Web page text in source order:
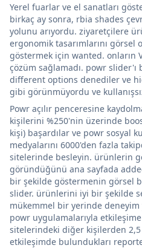
Yerel fuarlar ve el sanatları
birkaç ay sonra, rbia shades
yolunu arıyordu. ziyaretçilere
ergonomik tasarımlarını görsel
göstermek için wanted.
çözüm sağlamadı. powr
different options denediler ve
gibi görünmüyordu ve
Powr açılır penceresine
kişilerini %250'nin üzerinde
kişi) başardılar ve powr sosyal
medyalarını 6000'den fazla
sitelerinde besleyin. ürünlerin
göründüğünü ana sayfada
bir şekilde göstermenin görsel
slider. ürünlerini iyi bir şekilde
mükemmel bir yerinde deneyim
powr uygulamalarıyla
sitelerindeki diğer kişilerden
etkileşimde bulundukları